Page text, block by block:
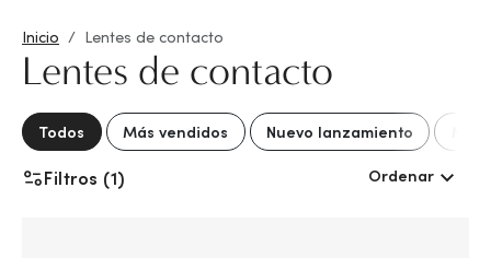
Inicio Lentes de contacto
Lentes de contacto
Todos Más vendidos Nuevo lanzamiento
Filtros (1) Ordenar